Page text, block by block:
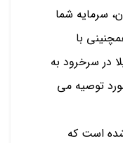
سرمایه شما
با
در سرخرود به
توصیه می
است که